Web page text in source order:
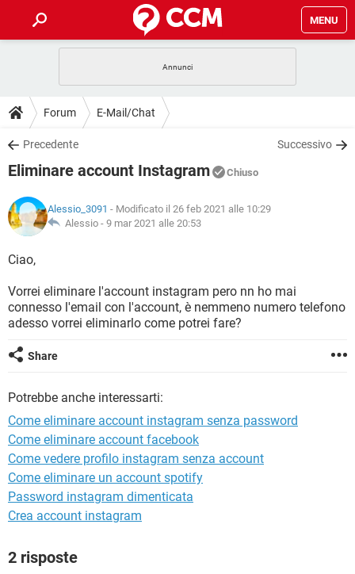
MENU
INTRATTENIMENTO
iOS
INSTAGRAM WHATSAPP
TIKTOK
HARDWARE
GUIDE
COVID-19
INSTAGRAM WHATSAPP
TIKTOK
HARDWARE
DOWNLOAD
COVID-19 GAMING
INTRATTENIMENTO
iOS WINDOWS 10
INSTAGRAM
HARDWARE
COVID-19 GAMING
INTRATTENIMENTO
iOS
INSTAGRAM WHATSAPP
TIKTOK FACEBOOK
HARDWARE
GLOSSARIO
COVID-19
iOS WINDOWS 10
TIKTOK
Forum E-Mail/Chat
Precedente Successivo
Eliminare account Instagram Chiuso
Alessio_3091 - Modificato il 26 feb 2021 alle 10:29
Alessio - 9 mar 2021 alle 20:53
Ciao,
Vorrei eliminare l'account instagram pero nn ho mai
connesso l'email con l'account, è nemmeno numero telefono
adesso vorrei eliminarlo come potrei fare?
Share
Potrebbe anche interessarti:
Come eliminare account instagram senza password
Come eliminare account facebook
Come vedere profilo instagram senza account
Come eliminare un account spotify
Password instagram dimenticata
Crea account instagram
2 risposte